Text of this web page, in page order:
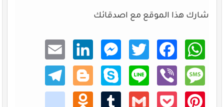
شارك هذا الموقع مع اصدقائك
What
sApp
Faceb
ook
Twitt
er
Mess
enger
Linke
dIn
Email
Mess
age
Viber
Line
Skype
Blogg
er
Teleg
ram
Pinte
rest
Pocke
Gmail
Tumb
Odno
klass